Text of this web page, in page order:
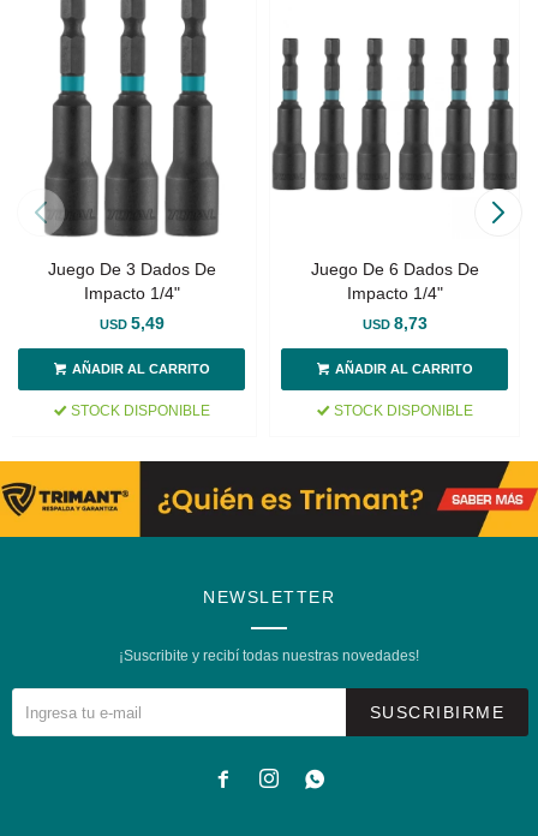
Juego De 3 Dados De
Impacto 1/4"
USD 5,49
STOCK DISPONIBLE
Juego De 6 Dados De
Impacto 1/4"
USD 8,73
STOCK DISPONIBLE
NEWSLETTER
¡Suscribite y recibí todas nuestras novedades!
SUSCRIBIRME
  